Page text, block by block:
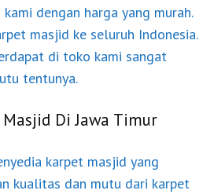
dengan harga yang murah.
masjid ke seluruh Indonesia.
di toko kami sangat
tentunya.
Di Jawa Timur
karpet masjid yang
kualitas dan mutu dari karpet